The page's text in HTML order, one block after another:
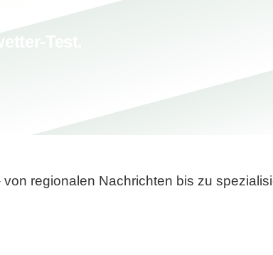
regionalen Nachrichten bis zu